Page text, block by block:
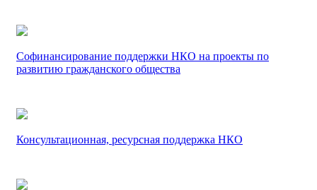
Софинансирование поддержки НКО на проекты по
развитию гражданского общества
Консультационная, ресурсная поддержка НКО